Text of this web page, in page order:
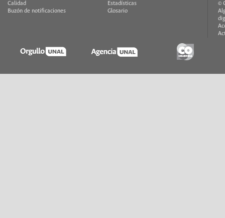
Calidad
Buzón de notificaciones
Estadísticas
Glosario
©